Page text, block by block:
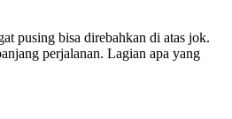
pusing bisa direbahkan di atas jok.
perjalanan. Lagian apa yang